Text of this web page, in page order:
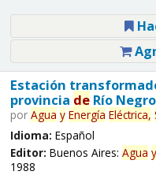
Estación
provincia deRío Negro
por Agua y Energía Eléctrica,
Idioma: Español
Editor: Buenos Aires: Agua y
1988